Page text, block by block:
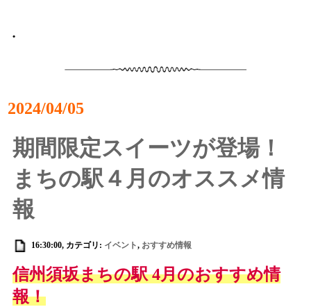
•
2024/04/05
期間限定スイーツが登場！
まちの駅４月のオススメ情
16:30:00, カテゴリ: イベント, おすすめ情報
信州須坂まちの駅 4月のおすすめ情
報！